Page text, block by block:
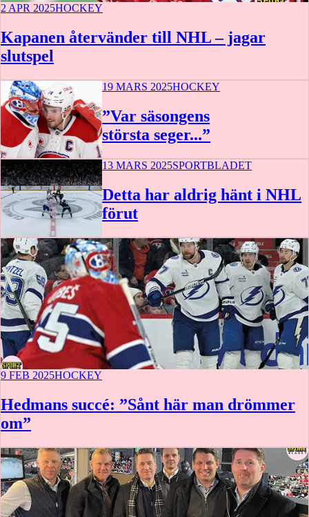
2 APR 2025HOCKEY
Kapanen återvänder till NHL – jagar
slutspel
19 MARS 2025HOCKEY
”Var säsongens
största seger...”
0:48
13 MARS 2025SPORTBLADET
Detta har aldrig hänt i NHL
förut
9 FEB 2025HOCKEY
Hedmans succé: ”Sånt här man drömmer
om”